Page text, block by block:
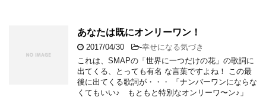
あなたは既にオンリーワン！
2017/04/30 -幸せになる気づき
これは、SMAPの「世界に一つだけの花」の歌詞に
出てくる、とっても有名 な言葉ですよね！ この最
後に出てくる歌詞が・・・ 「ナンバーワンにならな
くてもいい♪ もともと特別なオンリーワ〜ン♪」